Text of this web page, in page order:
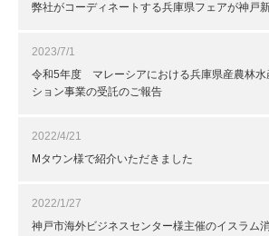
弊社がコーディネートする兵庫県フェアが神戸
2023/7/1
令和5年度 マレーシアにおける兵庫県産農林水
ション事業の受託のご報告
2022/4/21
Mタウン様で紹介いただきました
2022/1/27
神戸市海外ビジネスセンター様主催のイスラム